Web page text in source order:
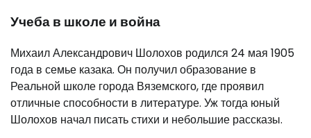
Учеба в школе и война
Михаил Александрович Шолохов родился 24 мая 1905
года в семье казака. Он получил образование в
Реальной школе города Вяземского, где проявил
отличные способности в литературе. Уж тогда юный
Шолохов начал писать стихи и небольшие рассказы.